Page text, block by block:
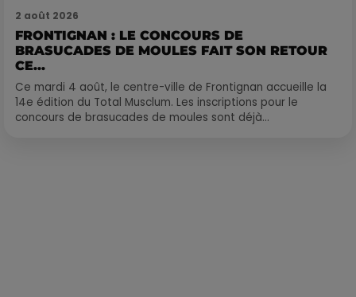
2 août 2026
FRONTIGNAN : LE CONCOURS DE
BRASUCADES DE MOULES FAIT SON RETOUR
CE...
Ce mardi 4 août, le centre-ville de Frontignan accueille la
14e édition du Total Musclum. Les inscriptions pour le
concours de brasucades de moules sont déjà...